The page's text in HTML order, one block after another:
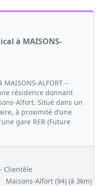
à MAISONS-
MAISONS-ALFORT –
résidence donnant
Alfort. Situé dans un
à proximité d’une
gare RER (Future
Clientèle
Maisons-Alfort (94) (à 3km)